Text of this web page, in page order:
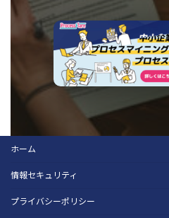
ホーム
情報セキュリティ
プライバシーポリシー